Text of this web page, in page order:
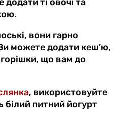
вони гарно
можете додати кеш’ю,
горішки, що вам до
, використовуйте
білий питний йогурт